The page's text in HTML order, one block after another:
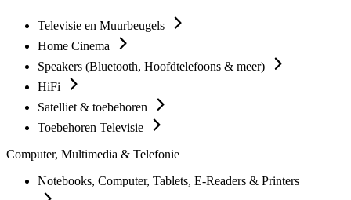
Televisie en Muurbeugels
Home Cinema
Speakers (Bluetooth, Hoofdtelefoons & meer)
HiFi
Satelliet & toebehoren
Toebehoren Televisie
Computer, Multimedia & Telefonie
Notebooks, Computer, Tablets, E-Readers & Printers